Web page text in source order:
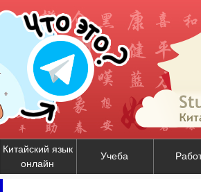
Китайский язык
онлайн
Учеба